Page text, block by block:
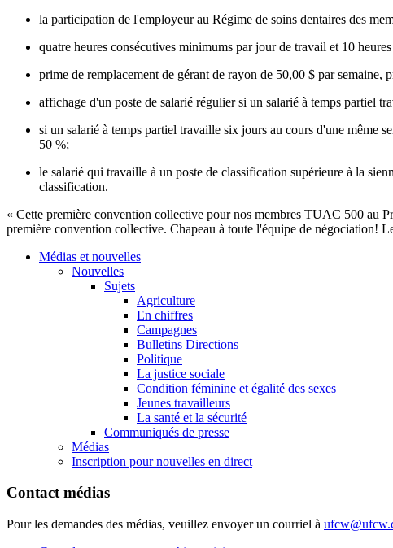
la participation de l'employeur au Régime de soins dentaires des
quatre heures consécutives minimums par jour de travail et 10
prime de remplacement de gérant de rayon de 50,00 $ par
affichage d'un poste de salarié régulier si un salarié à temps partiel
si un salarié à temps partiel travaille six jours au cours d'une même
50 %;
le salarié qui travaille à un poste de classification supérieure à la
classification.
« Cette première convention collective pour nos membres TUAC 500 au
première convention collective. Chapeau à toute l'équipe de négociation!
Médias et nouvelles
Nouvelles
Sujets
Agriculture
En chiffres
Campagnes
Bulletins Directions
Politique
La justice sociale
Condition féminine et égalité des sexes
Jeunes travailleurs
La santé et la sécurité
Communiqués de presse
Médias
Inscription pour nouvelles en direct
Contact médias
Pour les demandes des médias, veuillez envoyer un courriel à